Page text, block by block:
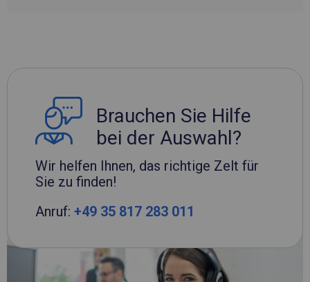
Brauchen Sie Hilfe
bei der Auswahl?
Wir helfen Ihnen, das richtige Zelt für
Sie zu finden!
Anruf: +49 35 817 283 011